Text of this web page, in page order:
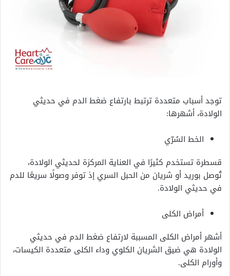
توجد أسباب متعددة ترتبط بارتفاع ضغط الدم في حديثي
الولادة، أشهرها:
الخط السُرّي
قسطرة تستخدم كثيرًا في العناية المركزة لحديثي الولادة،
تُوصل بوريد أو شريان من الحبل السري إذ توفر وصولًا سريعًا للدم
في حديثي الولادة.
أمراض الكلى
أشهر أمراض الكلى المسببة لارتفاع ضغط الدم في حديثي
الولادة هي ضيق الشريان الكلوي وداء الكلى متعددة الكيسات،
وأورام الكلى.